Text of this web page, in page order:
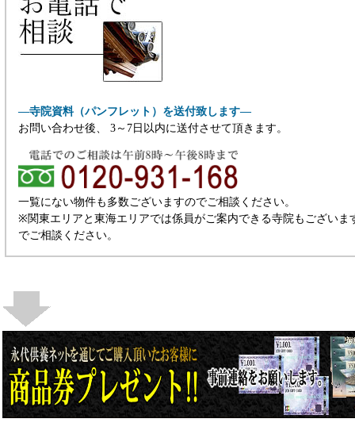
―寺院資料（パンフレット）を送付致します―
お問い合わせ後、 3～7日以内に送付させて頂きます。
一覧にない物件も多数ございますのでご相談ください。
※関東エリアと東海エリアでは係員がご案内できる寺院もございま
でご相談ください。